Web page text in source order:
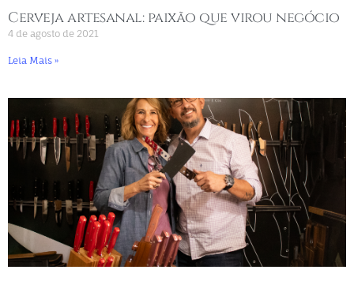
Cerveja artesanal: paixão que virou negócio
4 de agosto de 2021
Leia Mais »